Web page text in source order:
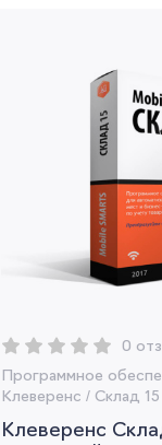
0
Программное
Клеверенс / Склад 15
Клеверенс